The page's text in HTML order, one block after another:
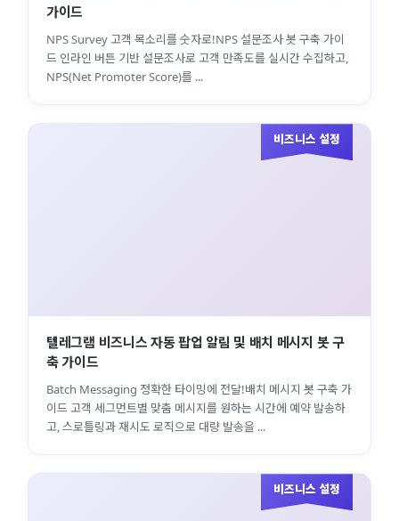
가이드
NPS Survey 고객 목소리를 숫자로!NPS 설문조사 봇 구축 가이
드 인라인 버튼 기반 설문조사로 고객 만족도를 실시간 수집하고,
NPS(Net Promoter Score)를 ...
비즈니스 설정
텔레그램 비즈니스 자동 팝업 알림 및 배치 메시지 봇 구
축 가이드
Batch Messaging 정확한 타이밍에 전달!배치 메시지 봇 구축 가
이드 고객 세그먼트별 맞춤 메시지를 원하는 시간에 예약 발송하
고, 스로틀링과 재시도 로직으로 대량 발송을 ...
비즈니스 설정